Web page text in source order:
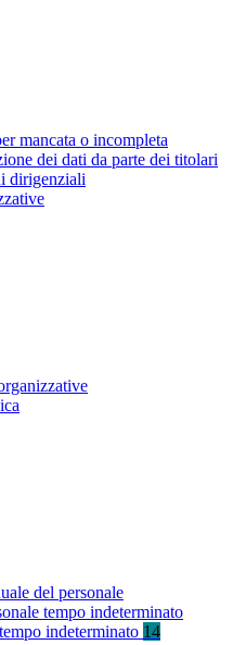
mancata o incompleta
dei dati da parte dei titolari
dirigenziali
del personale
tempo indeterminato
indeterminato 14